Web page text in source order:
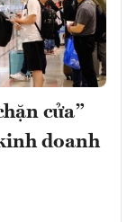
cửa”
doanh